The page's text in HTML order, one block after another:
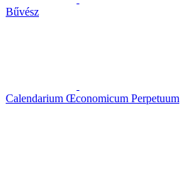
Bűvész
Calendarium Œconomicum Perpetuum